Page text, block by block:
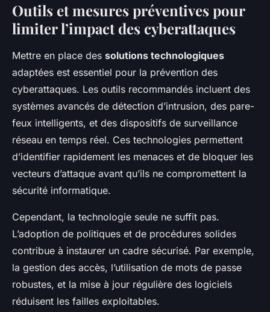
Outils et mesures préventives pour
limiter l’impact des cyberattaques
Mettre en place des solutions technologiques
adaptées est essentiel pour la prévention des
cyberattaques. Les outils recommandés incluent des
systèmes avancés de détection d’intrusion, des pare-
feux intelligents, et des dispositifs de surveillance
réseau en temps réel. Ces technologies permettent
d’identifier rapidement les menaces et de bloquer les
vecteurs d’attaque avant qu’ils ne compromettent la
sécurité informatique.
Cependant, la technologie seule ne suffit pas.
L’adoption de politiques et de procédures solides
contribue à instaurer un cadre sécurisé. Par exemple,
la gestion des accès, l’utilisation de mots de passe
robustes, et la mise à jour régulière des logiciels
réduisent les failles exploitables.